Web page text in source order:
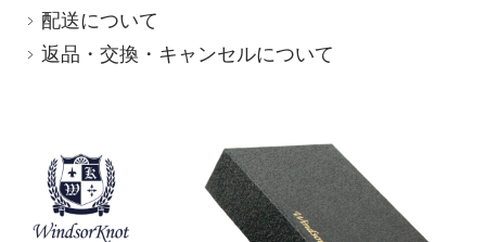
配送について
返品・交換・キャンセルについて